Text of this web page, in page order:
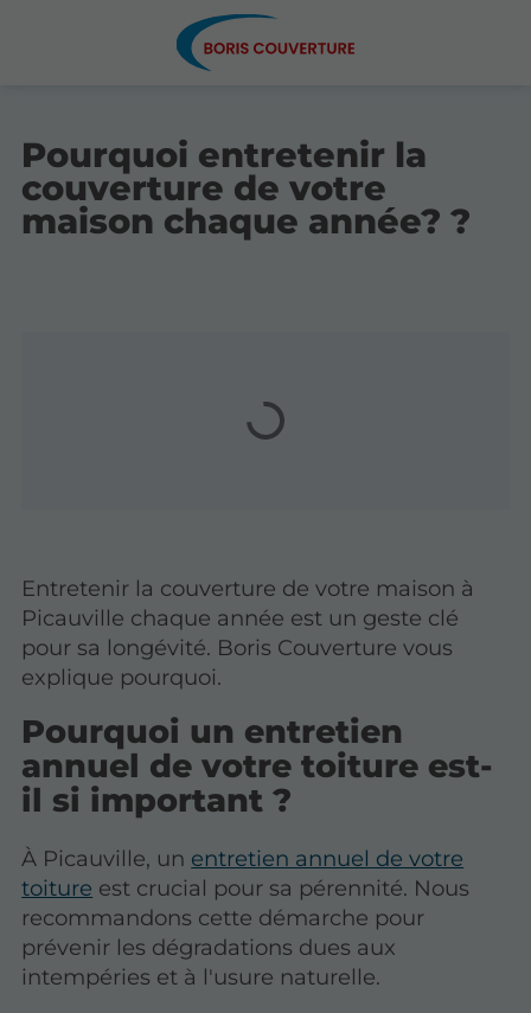
Pourquoi entretenir la
couverture de votre
maison chaque année? ?
Entretenir la couverture de votre maison à
Picauville chaque année est un geste clé
pour sa longévité. Boris Couverture vous
explique pourquoi.
Pourquoi un entretien
annuel de votre toiture est-
il si important ?
À Picauville, un entretien annuel de votre
toiture est crucial pour sa pérennité. Nous
recommandons cette démarche pour
prévenir les dégradations dues aux
intempéries et à l'usure naturelle.